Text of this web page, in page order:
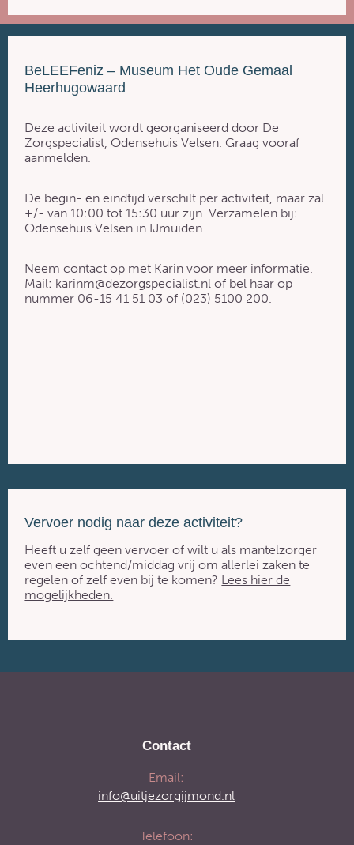
BeLEEFeniz – Museum Het Oude Gemaal
Heerhugowaard
Deze activiteit wordt georganiseerd door De
Zorgspecialist, Odensehuis Velsen. Graag vooraf
aanmelden.
De begin- en eindtijd verschilt per activiteit, maar zal
+/- van 10:00 tot 15:30 uur zijn. Verzamelen bij:
Odensehuis Velsen in IJmuiden.
Neem contact op met Karin voor meer informatie.
Mail: karinm@dezorgspecialist.nl of bel haar op
nummer 06-15 41 51 03 of (023) 5100 200.
Vervoer nodig naar deze activiteit?
Heeft u zelf geen vervoer of wilt u als mantelzorger
even een ochtend/middag vrij om allerlei zaken te
regelen of zelf even bij te komen? Lees hier de
mogelijkheden.
Contact
Email:
info@uitjezorgijmond.nl
Telefoon: